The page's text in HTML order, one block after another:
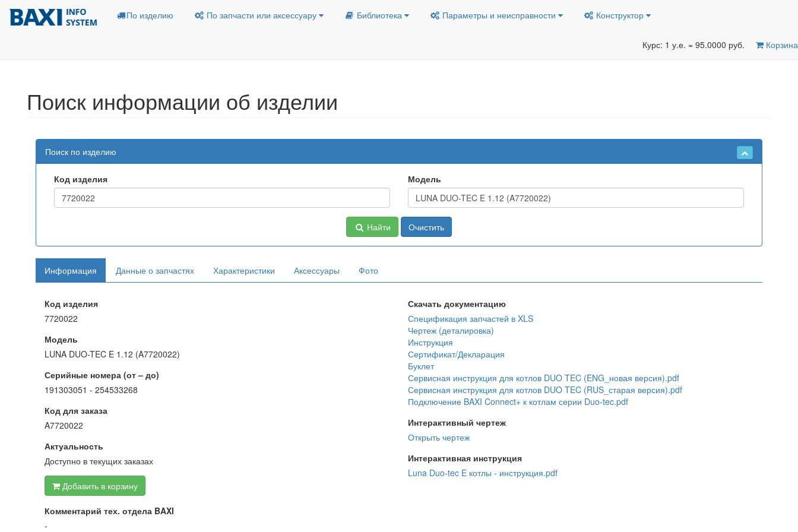
По изделию По запчасти или аксессуару Библиотека Параметры и неисправности Конструктор
Курс: 1 у.е. = 95.0000 руб. Корзина
Поиск информации об изделии
Поиск по изделию
Код изделия Модель
Найти Очистить
Информация Данные о запчастях Характеристики Аксессуары Фото
Код изделия
7720022
Модель
LUNA DUO-TEC E 1.12 (A7720022)
Серийные номера (от – до)
191303051 - 254533268
Код для заказа
A7720022
Актуальность
Доступно в текущих заказах
Добавить в корзину
Скачать документацию
Спецификация запчастей в XLS
Чертеж (деталировка)
Инструкция
Сертификат/Декларация
Буклет
Сервисная инструкция для котлов DUO TEC (ENG_новая версия).pdf
Сервисная инструкция для котлов DUO TEC (RUS_старая версия).pdf
Подключение BAXI Connect+ к котлам серии Duo-tec.pdf
Интерактивный чертеж
Открыть чертеж
Интерактивная инструкция
Luna Duo-tec E котлы - инструкция.pdf
Комментарий тех. отдела BAXI
-